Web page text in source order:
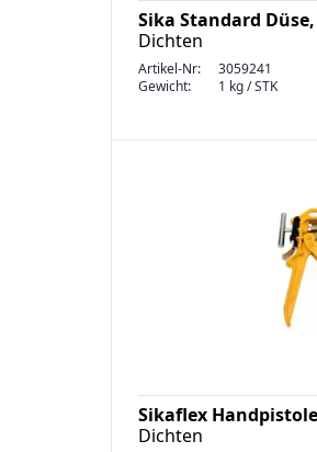
Sika Standard
Dichten
Artikel-Nr:
3059241
Gewicht:
1 kg / STK
Sikaflex
Dichten